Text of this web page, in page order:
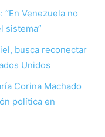
Venezuela no
sistema”
busca reconectar
Unidos
Corina Machado
política en